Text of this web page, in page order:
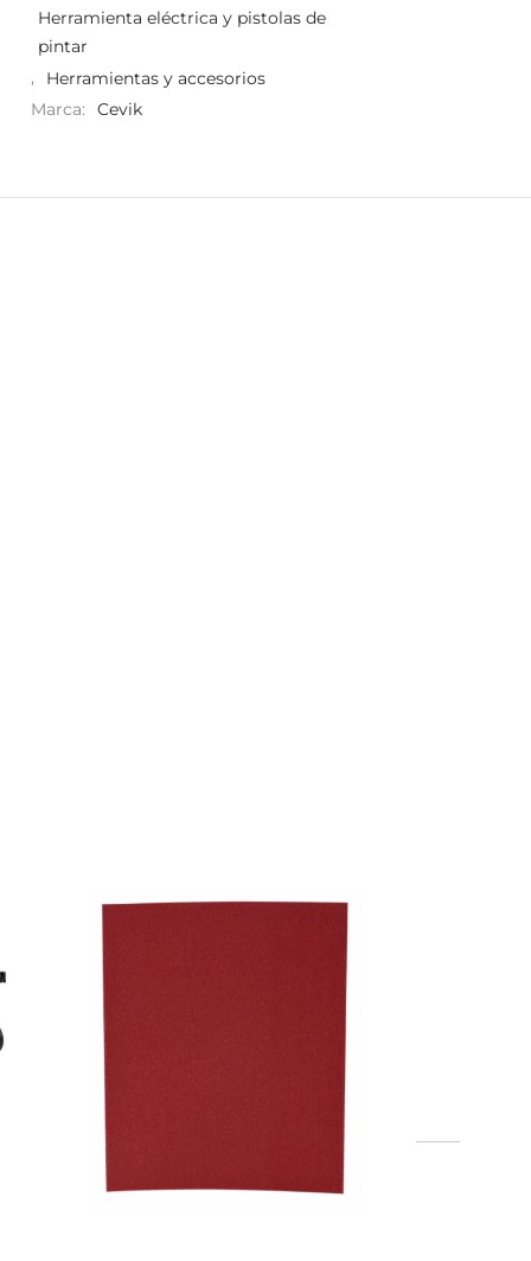
Herramienta eléctrica y pistolas de
pintar
,
Herramientas y accesorios
Marca:
Cevik